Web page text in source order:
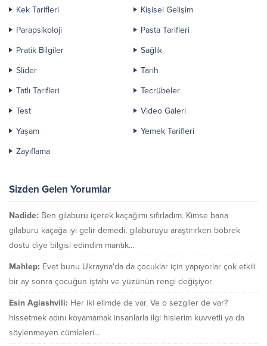
Kek Tarifleri
Kişisel Gelişim
Parapsikoloji
Pasta Tarifleri
Pratik Bilgiler
Sağlık
Slider
Tarih
Tatlı Tarifleri
Tecrübeler
Test
Video Galeri
Yaşam
Yemek Tarifleri
Zayıflama
Sizden Gelen Yorumlar
Nadide: Ben gilaburu içerek kaçağımı sıfırladım. Kimse bana
gilaburu kaçağa iyi gelir demedi, gilaburuyu araştırırken böbrek
dostu diye bilgisi edindim mantık...
Mahlep: Evet bunu Ukrayna'da da çocuklar için yapıyorlar çok etkili
bir ay sonra çocuğun iştahı ve yüzünün rengi değişiyor
Esin Agiashvili: Her iki elimde de var. Ve o sezgiler de var?
hissetmek adını koyamamak insanlarla ilgi hislerim kuvvetli ya da
söylenmeyen cümleleri...